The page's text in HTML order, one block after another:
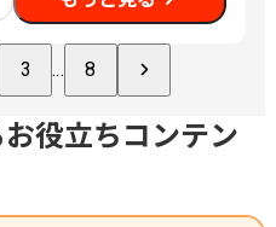
3 ... 8
役立ちコンテン